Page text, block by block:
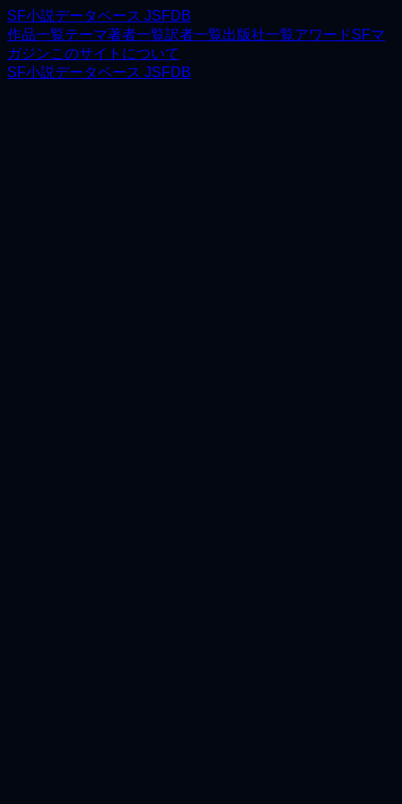
SF小説データベース JSFDB
作品一覧テーマ著者一覧訳者一覧出版社一覧アワードSFマ
ガジンこのサイトについて
SF小説データベース JSFDB